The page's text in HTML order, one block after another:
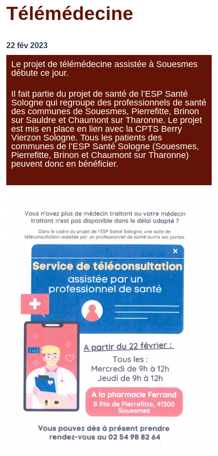
La mairie
Vie pratique
Vos professionnels
Loisirs
Télémédecine
22 fév 2023
Le projet de télémédecine assistée à Souesmes
débute ce jour.
Il fait partie du projet de santé de l’ESP Santé
Sologne qui regroupe des professionnels de santé
des communes de Souesmes, Pierrefitte, Brinon
sur Sauldre et Chaumont sur Tharonne. Le projet
est mis en place en lien avec la CPTS Berry
Vierzon Sologne. Tous les patients des
communes de l’ESP Santé Sologne (Souesmes,
Pierrefitte, Brinon et Chaumont sur Tharonne)
peuvent donc en bénéficier.